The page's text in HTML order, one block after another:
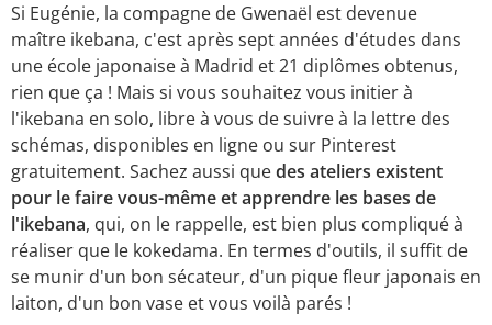
Si Eugénie, la compagne de Gwenaël est devenue
maître ikebana, c'est après sept années d'études dans
une école japonaise à Madrid et 21 diplômes obtenus,
rien que ça ! Mais si vous souhaitez vous initier à
l'ikebana en solo, libre à vous de suivre à la lettre des
schémas, disponibles en ligne ou sur Pinterest
gratuitement. Sachez aussi quedes ateliers existent
pour le faire vous-même et apprendre les bases de
l'ikebana, qui, on le rappelle, est bien plus compliqué à
réaliser que le kokedama. En termes d'outils, il suffit de
se munir d'un bon sécateur, d'un pique fleur japonais en
laiton, d'un bon vase et vous voilà parés !